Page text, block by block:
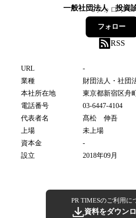
一般社団法人 投資
6フォロワー
フォロー
RSS
URL
-
業種
財団法人・社団
本社所在地
東京都新宿区舟
電話番号
03-6447-4104
代表者名
髙松 伸吾
上場
未上場
資本金
-
設立
2018年09月
PR TIMESのご利用に
資料をダウン